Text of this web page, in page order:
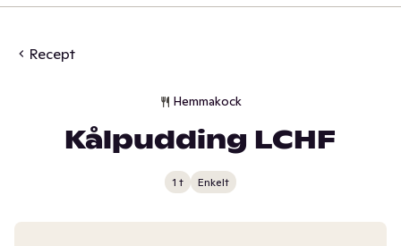
Recept
Hemmakock
Kålpudding LCHF
1 t Enkelt